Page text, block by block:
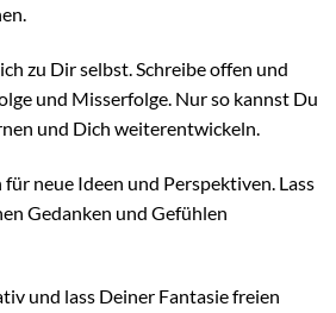
zu Dir selbst. Schreibe offen und
und Misserfolge. Nur so kannst Du
und Dich weiterentwickeln.
für neue Ideen und Perspektiven. Lass
Gedanken und Gefühlen
und lass Deiner Fantasie freien